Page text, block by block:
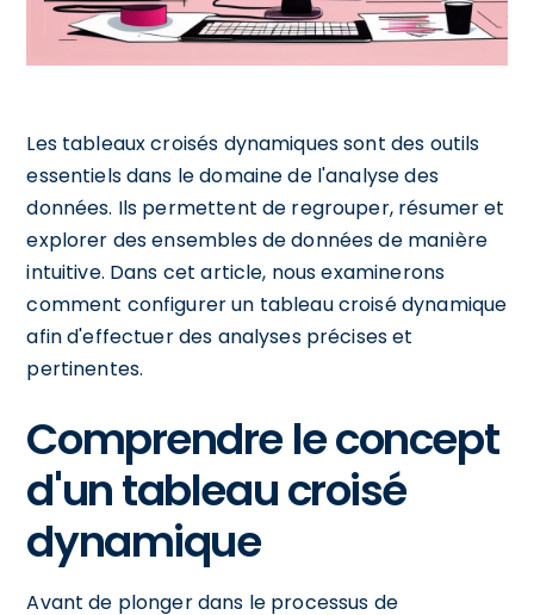
Les tableaux croisés dynamiques sont des outils
essentiels dans le domaine de l'analyse des
données. Ils permettent de regrouper, résumer et
explorer des ensembles de données de manière
intuitive. Dans cet article, nous examinerons
comment configurer un tableau croisé dynamique
afin d'effectuer des analyses précises et
pertinentes.
Comprendre le concept
d'un tableau croisé
dynamique
Avant de plonger dans le processus de